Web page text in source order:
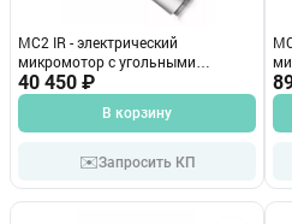
MC2 IR - электрический
микромотор с угольными
щетками, без подсветки Bien-Air
(Швейцария)
40 450 ₽
В корзину
✉️Запросить КП